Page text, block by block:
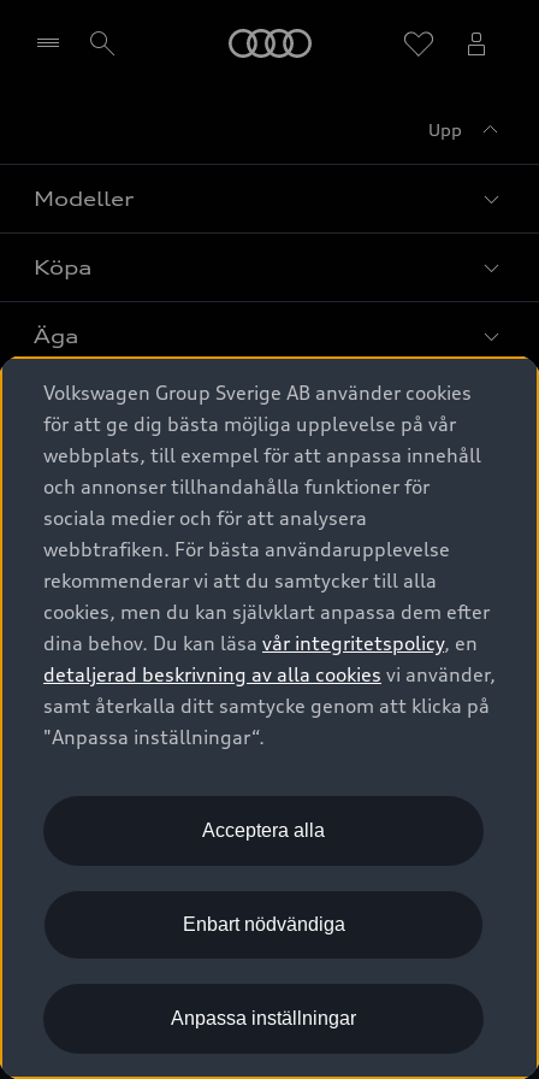
Upp
Modeller
Alla modeller
Elbilar
A6 modellerna
SUV
Avant
Audi Sport
Köpa
Privaterbjudanden
Privatleasing
Nya bilar i lager
Begagnade bilar i lager
Audi approved :plus - så gott som nya
Finansiering
Audi exclusive
Provkörning
Äga
Service & tillbehör
Audi digital services
Originaltillbehör - köp online
Garantier
Försäkring
Digitala manualer för din Audi
Audi Collection – livsstilsartiklar
Vanliga frågor
2G/3G nätet stängs ned - Hur påverkas min bil av detta?
Tjänstebil
Tjänstebil
Business lease online
Företagsleasing
Om Audi Sverige
Kontakta oss
Audi Återförsäljare/-serviceverkstad
myAudi
Pressmeddelanden
Nyhetsbrev
Vårt hållbarhetsarbete
Lediga tjänster huvudkontor
Lediga tjänster hos Audi Återförsäljare
Kommentar till mediauppgifter om dataläcka
© 2026 AUDI SVERIGE. All Rights Reserved.
Utgivare Juridiskt
Juridiskt Audi AG
Juridiskt Audi Digital Giveaway
Anpassa inställningar för cookies
Visselblåsarkanaler
Volkswagen Group Sverige AB använder cookies
för att ge dig bästa möjliga upplevelse på vår
webbplats, till exempel för att anpassa innehåll
och annonser tillhandahålla funktioner för
sociala medier och för att analysera
webbtrafiken. För bästa användarupplevelse
rekommenderar vi att du samtycker till alla
cookies, men du kan självklart anpassa dem efter
dina behov. Du kan läsa vår integritetspolicy, en
detaljerad beskrivning av alla cookies vi använder,
samt återkalla ditt samtycke genom att klicka på
"Anpassa inställningar“.
Acceptera alla
Enbart nödvändiga
Anpassa inställningar